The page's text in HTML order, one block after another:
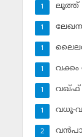
ലൂത്ത്‌
1
1
1
1
വഖ്ഫ്
1
വധൂ-
1
2